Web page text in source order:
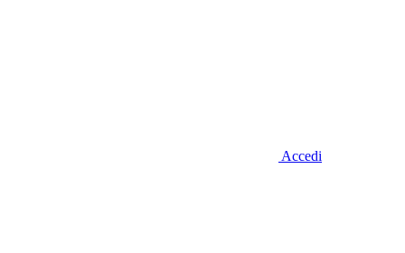
Accedi